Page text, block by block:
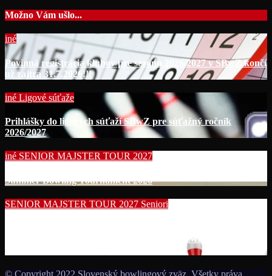
Možno Vám ušlo...
iné
Povinná registrácia klubov pre sezónu 2026/2027 v SBwZ končí
už zajtra 31.7.2026!!!
iné Ligové súťaže
Prihlášky do ligových súťaží SBwZ pre súťažný ročník
2026/2027
iné SENIOR MAJSTER TOUR 2027
Summer Bowling Tournament 2026
SENIOR MAJSTER TOUR 2027 Seniori
MS seniorov 2027 v Thajsku turnajom SUMMER BOWLING
© Copyright 2022 Slovenský bowlingový zväz. Všetky práva